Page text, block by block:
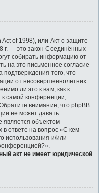
of 1998), или Акт о защите
г. — это закон Соединённых
собирать информацию от
на это письменное согласие
подтверждения того, что
от несовершеннолетних
ли это к вам, как к
самой конференции,
внимание, что phpBB
не может давать
является объектом
ответе на вопрос «С кем
использования и/или
акт не имеет юридической